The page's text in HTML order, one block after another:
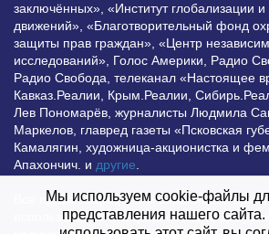
заключённых», «Институт глобализации
движений», «Благотворительный фонд
защиты прав граждан», «Центр
исследований», Голос Америки, Радио
Радио Свобода, телеканал «Настоящее
Кавказ.Реалии, Крым.Реалии,
Лев Пономарёв, журналисты Людмила
Маркелов, главред газеты «Псковская
Камалягин, художница-акционистка и
Апахончич. и другие.
Все права защищены и охраняются
использование материалов сайта
Мы используем cookie-файлы
представления нашего